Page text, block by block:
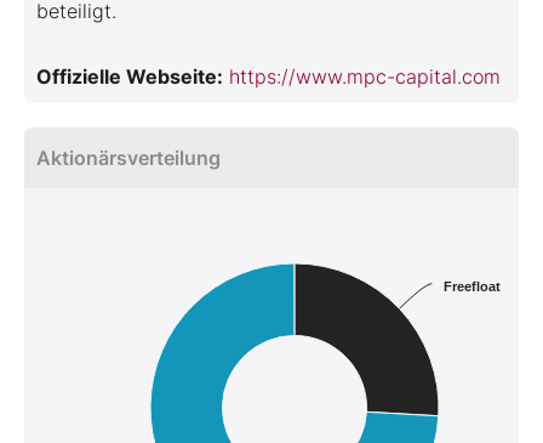
beteiligt.
Offizielle Webseite: https://www.mpc-capital.com
Aktionärsverteilung
Freefloat